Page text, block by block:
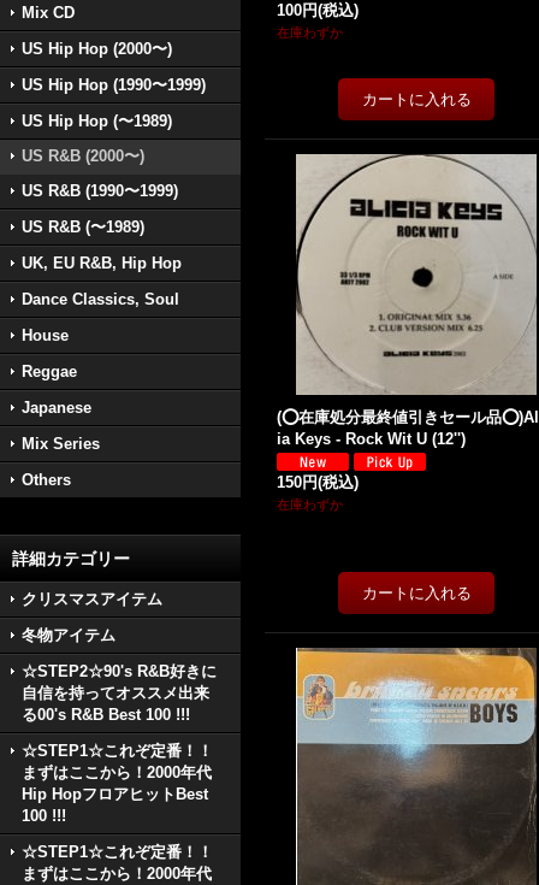
Mix CD
US Hip Hop (2000〜)
US Hip Hop (1990〜1999)
US Hip Hop (〜1989)
US R&B (2000〜)
US R&B (1990〜1999)
US R&B (〜1989)
UK, EU R&B, Hip Hop
Dance Classics, Soul
House
Reggae
Japanese
Mix Series
Others
詳細カテゴリー
クリスマスアイテム
冬物アイテム
☆STEP2☆90's R&B好きに
自信を持ってオススメ出来
る00's R&B Best 100 !!!
☆STEP1☆これぞ定番！！
まずはここから！2000年代
Hip HopフロアヒットBest
100 !!!
☆STEP1☆これぞ定番！！
まずはここから！2000年代
100円(税込)
在庫わずか
(⭕️在庫処分最終値引きセール品
ia Keys - Rock Wit U (12'')
150円(税込)
在庫わずか